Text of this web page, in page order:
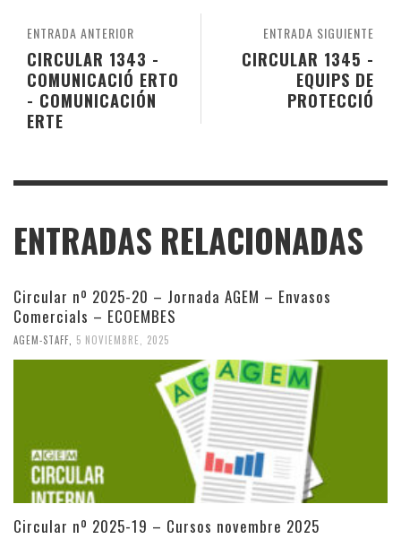
ENTRADA SIGUIENTE
CIRCULAR 1345 -
EQUIPS DE
PROTECCIÓ
ENTRADA ANTERIOR
CIRCULAR 1343 -
COMUNICACIÓ ERTO
- COMUNICACIÓN
ERTE
ENTRADAS RELACIONADAS
Circular nº 2025-20 – Jornada AGEM – Envasos
Comercials – ECOEMBES
AGEM-STAFF 5 NOVIEMBRE, 2025
Circular nº 2025-19 – Cursos novembre 2025